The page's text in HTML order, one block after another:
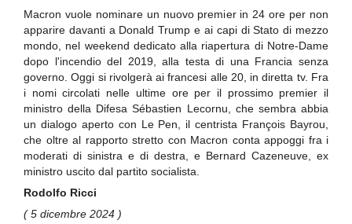
Macron vuole nominare un nuovo premier in 24 ore per non
apparire davanti a Donald Trump e ai capi di Stato di mezzo
mondo, nel weekend dedicato alla riapertura di Notre-Dame
dopo l'incendio del 2019, alla testa di una Francia senza
governo. Oggi si rivolgerà ai francesi alle 20, in diretta tv. Fra
i nomi circolati nelle ultime ore per il prossimo premier il
ministro della Difesa Sébastien Lecornu, che sembra abbia
un dialogo aperto con Le Pen, il centrista François Bayrou,
che oltre al rapporto stretto con Macron conta appoggi fra i
moderati di sinistra e di destra, e Bernard Cazeneuve, ex
ministro uscito dal partito socialista.
Rodolfo Ricci
( 5 dicembre 2024 )